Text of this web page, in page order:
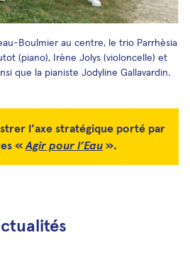
Boulmier au centre, le trio Parrhèsia
(piano), Irène Jolys (violoncelle) et
que la pianiste Jodyline Gallavardin.
l’axe stratégique porté par
« Agir pour l’Eau ».